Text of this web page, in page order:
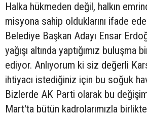
Halka hükmeden değil, halkın
misyona sahip olduklarını ifade
Belediye Başkan Adayı Ensar
yağışı altında yaptığımız buluşma
ediyor. Anlıyorum ki siz değerli
ihtiyacı istediğiniz için bu soğuk
Bizlerde AK Parti olarak bu
Mart'ta bütün kadrolarımızla